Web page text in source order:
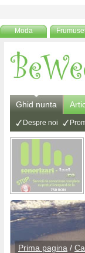
Moda
Ghid nunta
Despre noi
Prima pagina /